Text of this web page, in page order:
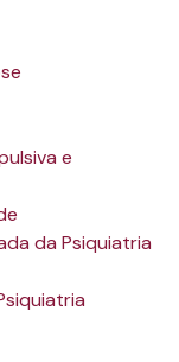
e
da Psiquiatria